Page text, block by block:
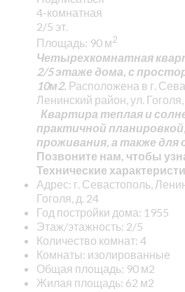
4-комнатная
2/5 эт.
Площадь: 90 м2
Четырехкомнатная
2/5 этаже дома, с
10м2. Расположена в г.
Ленинский район, ул. Гоголя,
Квартира теплая и
практичной
проживания, а также для
Позвоните нам, чтобы
Технические
Адрес: г. Севастополь,
Гоголя, д. 24
Год постройки дома: 1955
Этаж/этажность: 2/5
Количество комнат: 4
Комнаты: изолированные
Общая площадь: 90 м2
Жилая площадь: 62 м2